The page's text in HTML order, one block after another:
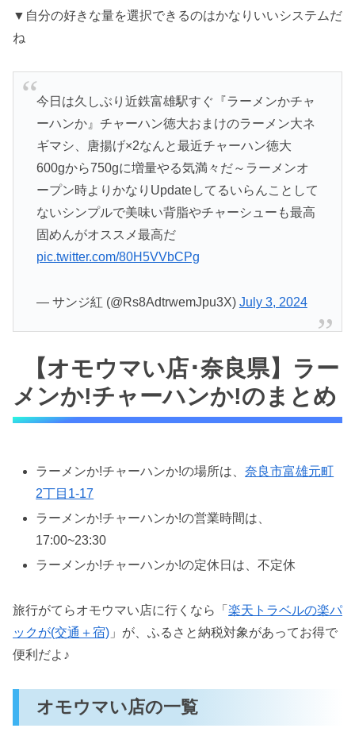
▼自分の好きな量を選択できるのはかなりいいシステムだ
ね
今日は久しぶり近鉄富雄駅すぐ『ラーメンかチャ
ーハンか』チャーハン徳大おまけのラーメン大ネ
ギマシ、唐揚げ×2なんと最近チャーハン徳大
600gから750gに増量やる気満々だ～ラーメンオ
ープン時よりかなりUpdateしてるいらんことして
ないシンプルで美味い背脂やチャーシューも最高
固めんがオススメ最高だ
pic.twitter.com/80H5VVbCPg
— サンジ紅 (@Rs8AdtrwemJpu3X) July 3, 2024
【オモウマい店･奈良県】ラー
メンか!チャーハンか!のまとめ
ラーメンか!チャーハンか!の場所は、奈良市富雄元町
2丁目1-17
ラーメンか!チャーハンか!の営業時間は、
17:00~23:30
ラーメンか!チャーハンか!の定休日は、不定休
旅行がてらオモウマい店に行くなら「 楽天トラベルの楽パ
ックが(交通＋宿) 」が、ふるさと納税対象があってお得で
便利だよ♪
オモウマい店の一覧